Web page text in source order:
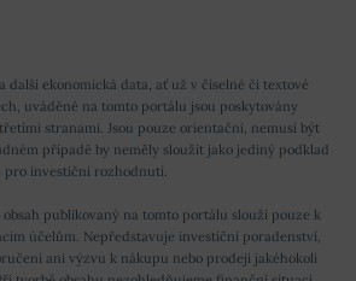
další ekonomická data, ať už v číselné či textové
uváděné na tomto portálu jsou poskytovány
stranami. Jsou pouze orientační, nemusí být
případě by neměly sloužit jako jediný podklad
pro investiční rozhodnutí.
publikovaný na tomto portálu slouží pouze k
účelům. Nepředstavuje investiční poradenství,
ani výzvu k nákupu nebo prodeji jakéhokoli